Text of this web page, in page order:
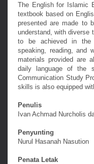
The English for Islamic
textbook based on
presented are made to
understand, with diverse
to be achieved in the
speaking, reading, and
materials provided are
daily language of the
Communication Study
skills is also equipped
Penulis
Ivan Achmad Nurcholis
Penyunting
Nurul Hasanah Nasution
Penata Letak